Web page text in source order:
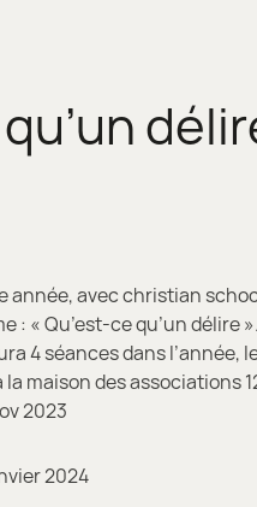
année, avec christian
: « Qu’est-ce qu’un délire ».
4 séances dans l’année,
la maison des associations
2023
2024